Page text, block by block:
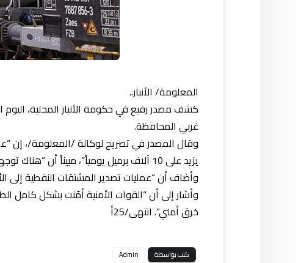
المعلومة/ الأنبار..
غربي المحافظة.
يزيد على 10 آلاف برميل يومياً”، مبيناً أن “هناك توجهاً لزيادة وتيرة تصدير المشتقات النفطية إلى الأردن خلال الأيام القليلة المقبلة”.
وأضاف أن “عمليات تصدير المشتقات النفطية إلى
وأشار إلى أن “القوات الأمنية أمّنت بشكل كامل
خرق أمني”. انتهى/25أ
كتب بواسطة
Admin